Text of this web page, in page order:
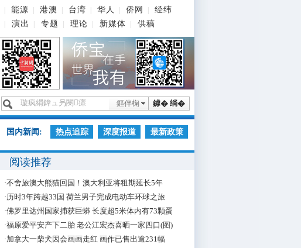
能源 港澳 台湾 华人 侨网
经纬
演出 专题 理论 新媒体 供稿
鎼� 绱�
鏂伴椈
国内新闻: 热点追踪 深度报道 最新政策
阅读推荐
·不舍旅澳大熊猫回国！澳大利亚将租期延长5年
·历时3年跨越33国 荷兰男子完成电动车环球之旅
·佛罗里达州国家捕获巨蟒 长度超5米体内有73颗蛋
·福原爱平安产下二胎 老公江宏杰喜晒一家四口(图)
·加拿大一柴犬因会画画走红 画作已售出逾231幅